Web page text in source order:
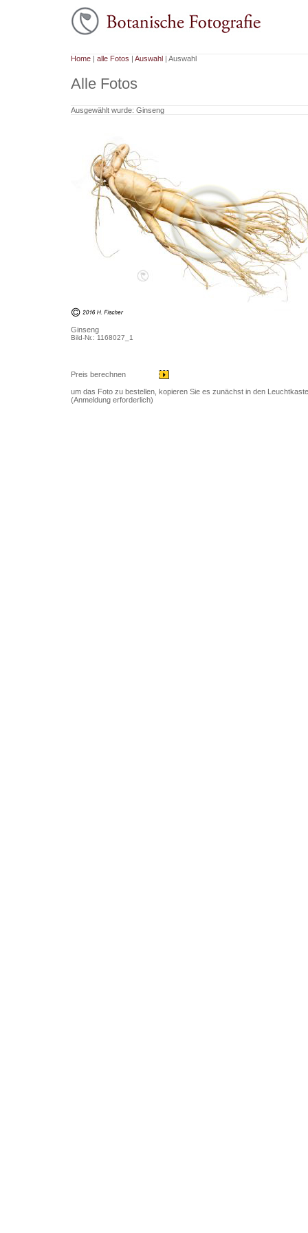
Home| alle Fotos | Auswahl| Auswahl
Alle Fotos
Ausgewählt wurde: Ginseng
Ginseng
Bild-Nr.: 1168027_1
Preis berechnen
um das Foto zu bestellen, kopieren Sie es zunächst in den
(Anmeldung erforderlich)